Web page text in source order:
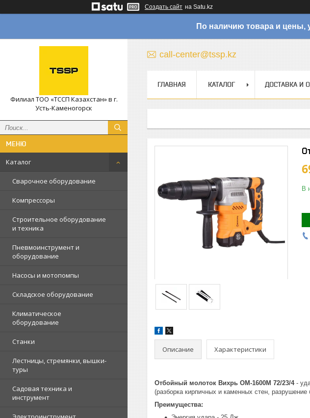
Создать сайт на Satu.kz
По наличию товара и цены,
Филиал ТОО «ТССП Казахстан» в г.
Усть-Каменогорск
Каталог
Сварочное оборудование
Компрессоры
Строительное оборудование
и техника
Пневмоинструмент и
оборудование
Насосы и мотопомпы
Складское оборудование
Климатическое
оборудование
Станки
Лестницы, стремянки, вышки-
туры
Садовая техника и
инструмент
call-center@tssp.kz
ГЛАВНАЯ КАТАЛОГ ДОСТАВКА И
В
Описание Характеристики
Отбойный молоток Вихрь ОМ-1600М 72/23/4-
(разборка кирпичных и каменных стен,
Преимущества: